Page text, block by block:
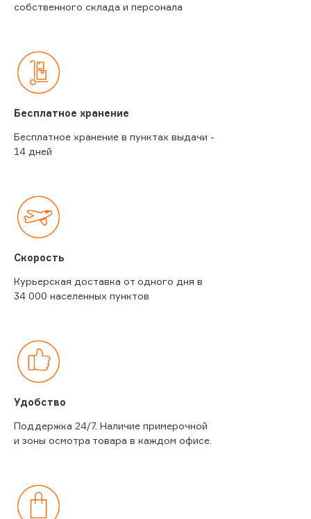
собственного склада и персонала
Бесплатное хранение
Бесплатное хранение в пунктах выдачи -
14 дней
Скорость
Курьерская доставка от одного дня в
34 000 населенных пунктов
Удобство
Поддержка 24/7. Наличие примерочной
и зоны осмотра товара в каждом офисе.